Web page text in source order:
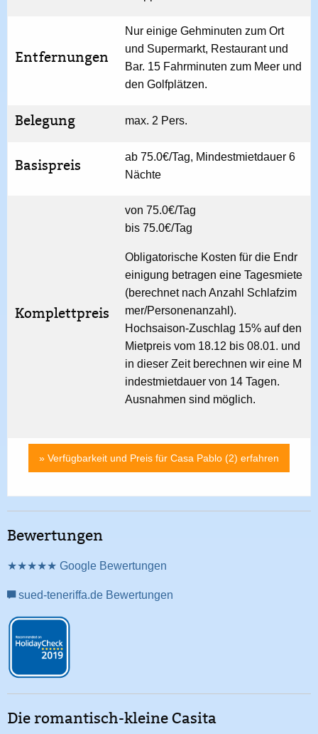
Entfernungen
Nur einige Gehminuten zum Ort
und Supermarkt, Restaurant und
Bar. 15 Fahrminuten zum Meer und
den Golfplätzen.
Belegung max. 2 Pers.
Basispreis
ab 75.0€/Tag, Mindestmietdauer 6
Nächte
Komplettpreis
von 75.0€/Tag
bis 75.0€/Tag
Obligatorische Kosten für die Endr
einigung betragen eine Tagesmiete
(berechnet nach Anzahl Schlafzim
mer/Personenanzahl).
Hochsaison-Zuschlag 15% auf den
Mietpreis vom 18.12 bis 08.01. und
in dieser Zeit berechnen wir eine M
indestmietdauer von 14 Tagen.
Ausnahmen sind möglich.
» Verfügbarkeit und Preis für Casa Pablo (2) erfahren
Bewertungen
★★★★★ Google Bewertungen
sued-teneriffa.de Bewertungen
Die romantisch-kleine Casita